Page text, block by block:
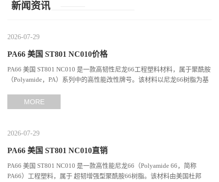
新闻资讯
2026-07-29
PA66 美国 ST801 NC010价格
PA66 美国 ST801 NC010 是一款高韧性尼龙66工程塑料材料，属于聚酰胺
（Polyamide，PA）系列中的高性能改性牌号。该材料以尼龙66树脂为基
MORE
2026-07-29
PA66 美国 ST801 NC010直销
PA66 美国 ST801 NC010 是一款高性能尼龙66（Polyamide 66，简称
PA66）工程塑料，属于 超韧增强型聚酰胺66树脂。该材料由美国杜邦